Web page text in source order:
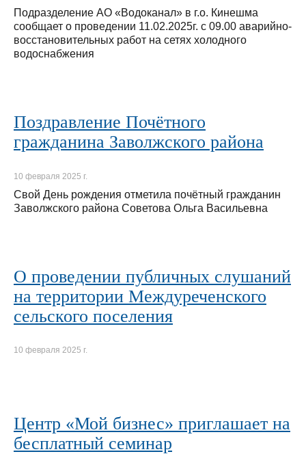
Подразделение АО «Водоканал» в г.о. Кинешма
сообщает о проведении 11.02.2025г. с 09.00 аварийно-
восстановительных работ на сетях холодного
водоснабжения
Поздравление Почётного
гражданина Заволжского района
10 февраля 2025 г.
Свой День рождения отметила почётный гражданин
Заволжского района Советова Ольга Васильевна
О проведении публичных слушаний
на территории Междуреченского
сельского поселения
10 февраля 2025 г.
Центр «Мой бизнес» приглашает на
бесплатный семинар